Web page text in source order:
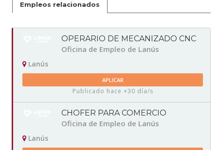
Empleos relacionados
OPERARIO DE MECANIZADO CNC
Oficina de Empleo de Lanús
Lanús
APLICAR
Publicado hace +30 día/s
CHOFER PARA COMERCIO
Oficina de Empleo de Lanús
Lanús